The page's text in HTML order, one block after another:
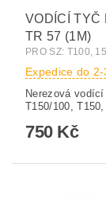
VODÍCÍ TYČ
TR 57 (1M)
PRO SZ: T100,
Expedice do
Nerezová
T150/100, T150,
750 Kč